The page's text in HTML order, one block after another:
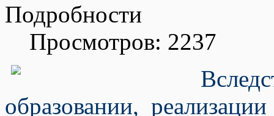
Подробности
Просмотров: 2237
образовании,